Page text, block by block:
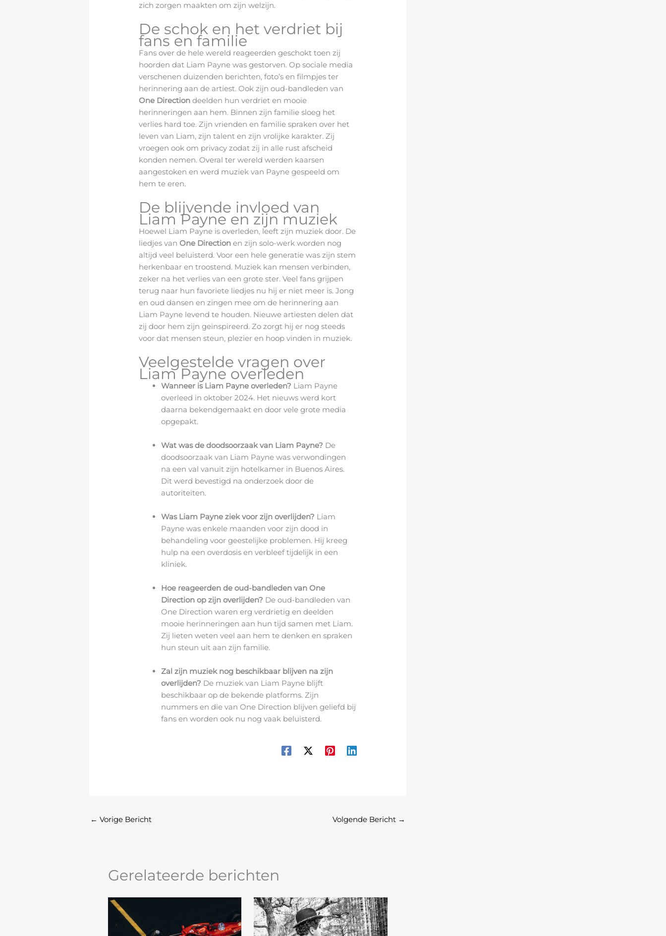
zich zorgen maakten om zijn welzijn.
De schok en het verdriet bij
fans en familie
Fans over de hele wereld reageerden geschokt toen zij
hoorden dat Liam Payne was gestorven. Op sociale media
verschenen duizenden berichten, foto’s en filmpjes ter
herinnering aan de artiest. Ook zijn oud-bandleden van
One Direction deelden hun verdriet en mooie
herinneringen aan hem. Binnen zijn familie sloeg het
verlies hard toe. Zijn vrienden en familie spraken over het
leven van Liam, zijn talent en zijn vrolijke karakter. Zij
vroegen ook om privacy zodat zij in alle rust afscheid
konden nemen. Overal ter wereld werden kaarsen
aangestoken en werd muziek van Payne gespeeld om
hem te eren.
De blijvende invloed van
Liam Payne en zijn muziek
Hoewel Liam Payne is overleden, leeft zijn muziek door. De
liedjes vanOne Direction en zijn solo-werk worden nog
altijd veel beluisterd. Voor een hele generatie was zijn stem
herkenbaar en troostend. Muziek kan mensen verbinden,
zeker na het verlies van een grote ster. Veel fans grijpen
terug naar hun favoriete liedjes nu hij er niet meer is. Jong
en oud dansen en zingen mee om de herinnering aan
Liam Payne levend te houden. Nieuwe artiesten delen dat
zij door hem zijn geïnspireerd. Zo zorgt hij er nog steeds
voor dat mensen steun, plezier en hoop vinden in muziek.
Veelgestelde vragen over
Liam Payne overleden
Wanneer is Liam Payne overleden? Liam Payne
overleed in oktober 2024. Het nieuws werd kort
daarna bekendgemaakt en door vele grote media
opgepakt.
Wat was de doodsoorzaak van Liam Payne? De
doods­oorzaak van Liam Payne was verwondingen
na een val vanuit zijn hotelkamer in Buenos Aires.
Dit werd bevestigd na onderzoek door de
autoriteiten.
Was Liam Payne ziek voor zijn overlijden? Liam
Payne was enkele maanden voor zijn dood in
behandeling voor geestelijke problemen. Hij kreeg
hulp na een overdosis en verbleef tijdelijk in een
kliniek.
Hoe reageerden de oud-bandleden van One
Direction op zijn overlijden? De oud-bandleden van
One Direction waren erg verdrietig en deelden
mooie herinneringen aan hun tijd samen met Liam.
Zij lieten weten veel aan hem te denken en spraken
hun steun uit aan zijn familie.
Zal zijn muziek nog beschikbaar blijven na zijn
overlijden? De muziek van Liam Payne blijft
beschikbaar op de bekende platforms. Zijn
nummers en die van One Direction blijven geliefd bij
fans en worden ook nu nog vaak beluisterd.
← Vorige Bericht Volgende Bericht →
Gerelateerde berichten